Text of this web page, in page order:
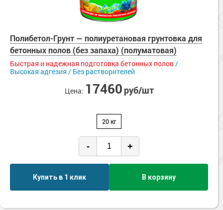
Полибетол-Грунт — полиуретановая грунтовка для
бетонных полов (без запаха) (полуматовая)
Быстрая и надежная подготовка бетонных полов/
Высокая адгезия / Без растворителей
Цена: 17460 руб/шт
20 кг
- +
Купить в 1 клик В корзину